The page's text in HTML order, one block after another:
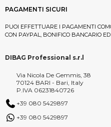
PAGAMENTI SICURI
PUOI EFFETTUARE I PAGAMENTI
CON PAYPAL, BONIFICO BANCARIO
DIBAG Professional s.r.l
Via Nicola De Gemmis, 38
70124 BARI - Bari, Italy
P.IVA 06231840726
+39 080 5429897
+39 080 5429897